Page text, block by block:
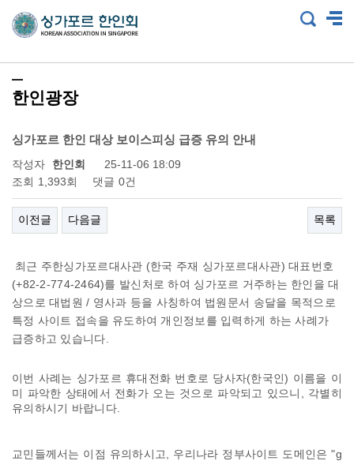
한인광장
싱가포르 한인 대상 보이스피싱 급증 유의 안내
작성자
한인회
25-11-06 18:09
조회 1,393회 댓글 0건
이전글 다음글 목록
최근 주한싱가포르대사관 (한국 주재 싱가포르대사관) 대표번호
(+82-2-774-2464)를 발신처로 하여 싱가포르 거주하는 한인을 대
상으로 대법원 / 영사과 등을 사칭하여 법원문서 송달을 목적으로
특정 사이트 접속을 유도하여 개인정보를 입력하게 하는 사례가
급증하고 있습니다.
이번 사례는 싱가포르 휴대전화 번호로 당사자(한국인) 이름을 이
미 파악한 상태에서 전화가 오는 것으로 파악되고 있으니, 각별히
유의하시기 바랍니다.
교민들께서는 이점 유의하시고, 우리나라 정부사이트 도메인은 "g